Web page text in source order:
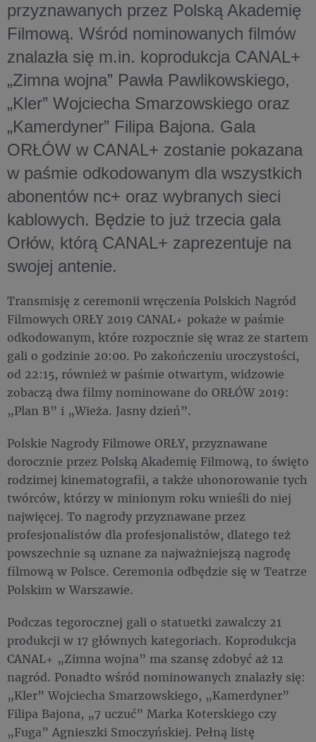
przyznawanych przez Polską Akademię
Filmową. Wśród nominowanych filmów
znalazła się m.in. koprodukcja CANAL+
„Zimna wojna” Pawła Pawlikowskiego,
„Kler” Wojciecha Smarzowskiego oraz
„Kamerdyner” Filipa Bajona. Gala
ORŁÓW w CANAL+ zostanie pokazana
w paśmie odkodowanym dla wszystkich
abonentów nc+ oraz wybranych sieci
kablowych. Będzie to już trzecia gala
Orłów, którą CANAL+ zaprezentuje na
swojej antenie.
Transmisję z ceremonii wręczenia Polskich Nagród
Filmowych ORŁY 2019 CANAL+ pokaże w paśmie
odkodowanym, które rozpocznie się wraz ze startem
gali o godzinie 20:00. Po zakończeniu uroczystości,
od 22:15, również w paśmie otwartym, widzowie
zobaczą dwa filmy nominowane do ORŁÓW 2019:
„Plan B” i „Wieża. Jasny dzień”.
Polskie Nagrody Filmowe ORŁY, przyznawane
dorocznie przez Polską Akademię Filmową, to święto
rodzimej kinematografii, a także uhonorowanie tych
twórców, którzy w minionym roku wnieśli do niej
najwięcej. To nagrody przyznawane przez
profesjonalistów dla profesjonalistów, dlatego też
powszechnie są uznane za najważniejszą nagrodę
filmową w Polsce. Ceremonia odbędzie się w Teatrze
Polskim w Warszawie.
Podczas tegorocznej gali o statuetki zawalczy 21
produkcji w 17 głównych kategoriach. Koprodukcja
CANAL+ „Zimna wojna” ma szansę zdobyć aż 12
nagród. Ponadto wśród nominowanych znalazły się:
„Kler” Wojciecha Smarzowskiego, „Kamerdyner”
Filipa Bajona, „7 uczuć” Marka Koterskiego czy
„Fuga” Agnieszki Smoczyńskiej. Pełną listę